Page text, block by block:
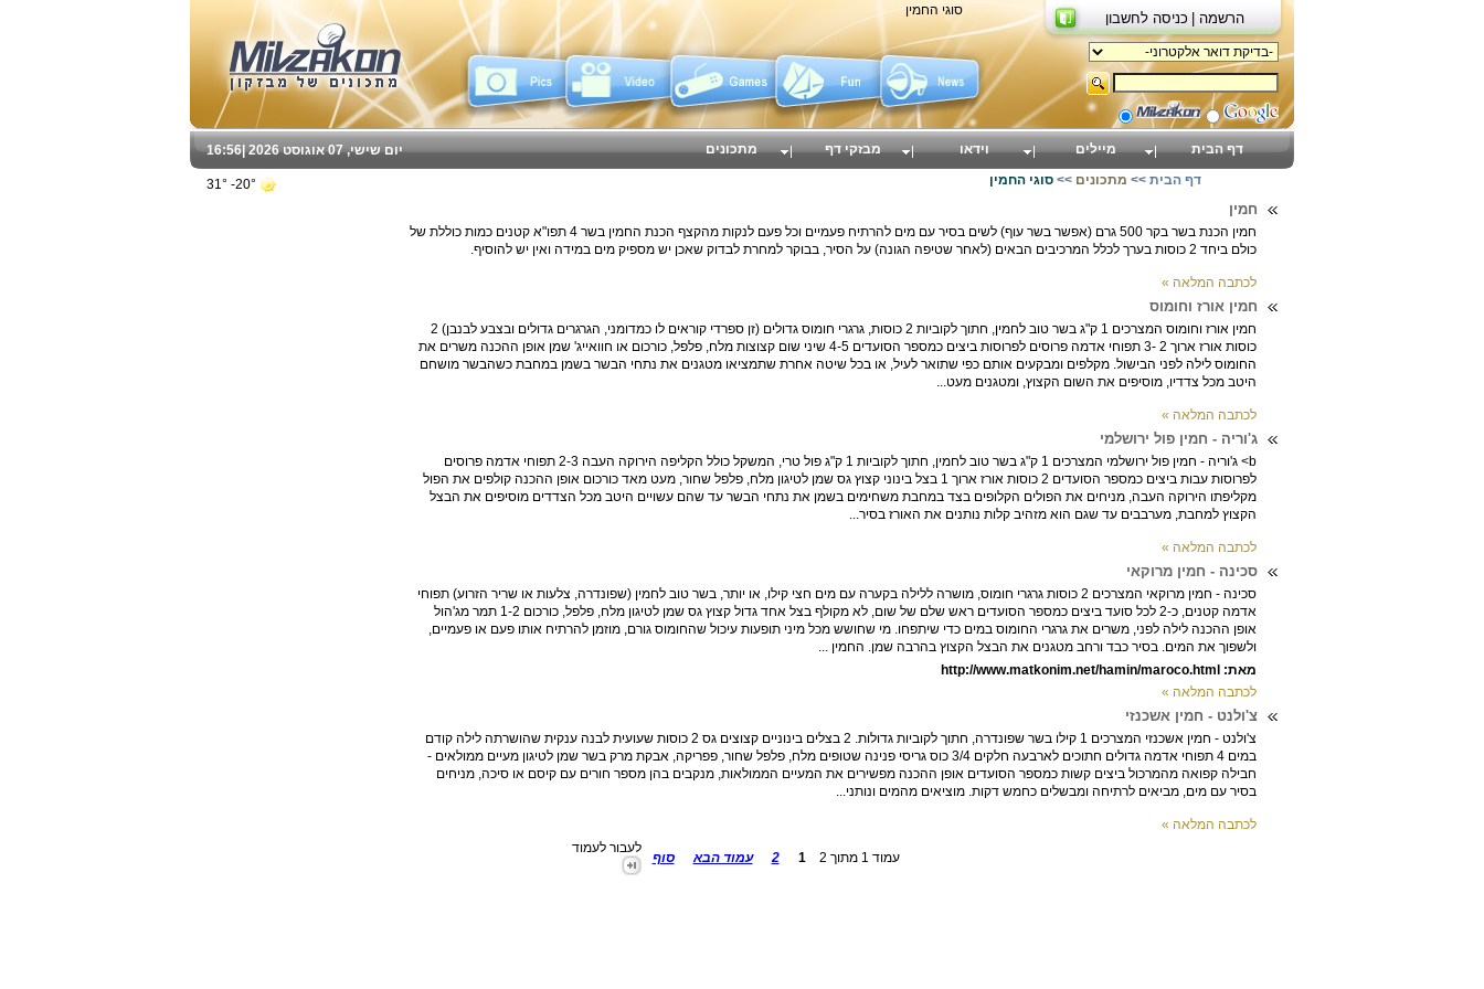
סוגי החמין
חמין
חמין הכנת בשר בקר 500 גרם (אפשר בשר עוף) לשים בסיר עם מים להרתיח פעמיים וכל פעם לנקות מהקצף הכנת החמין בשר 4 תפו"א קטנים כמות כוללת של
כולם ביחד 2 כוסות בערך לכלל המרכיבים הבאים (לאחר שטיפה הגונה) על הסיר, בבוקר למחרת לבדוק שאכן יש מספיק מים במידה ואין יש להוסיף.
לכתבה המלאה »
חמין אורז וחומוס
חמין אורז וחומוס המצרכים 1 ק"ג בשר טוב לחמין, חתוך לקוביות 2 כוסות, גרגרי חומוס גדולים (זן ספרדי קוראים לו כמדומני, הגרגרים גדולים ובצבע לבנבן) 2
כוסות אורז ארוך 2 -3 תפוחי אדמה פרוסים לפרוסות ביצים כמספר הסועדים 4-5 שיני שום קצוצות מלח, פלפל, כורכום או חוואייג' שמן אופן ההכנה משרים את
החומוס לילה לפני הבישול. מקלפים ומבקעים אותם כפי שתואר לעיל, או בכל שיטה אחרת שתמציאו מטגנים את נתחי הבשר בשמן במחבת כשהבשר מושחם
היטב מכל צדדיו, מוסיפים את השום הקצוץ, ומטגנים מעט...
לכתבה המלאה »
ג'וריה - חמין פול ירושלמי
b> ג'וריה - חמין פול ירושלמי המצרכים 1 ק"ג בשר טוב לחמין, חתוך לקוביות 1 ק"ג פול טרי, המשקל כולל הקליפה הירוקה העבה 2-3 תפוחי אדמה פרוסים
לפרוסות עבות ביצים כמספר הסועדים 2 כוסות אורז ארוך 1 בצל בינוני קצוץ גס שמן לטיגון מלח, פלפל שחור, מעט מאד כורכום אופן ההכנה קולפים את הפול
מקליפתו הירוקה העבה, מניחים את הפולים הקלופים בצד במחבת משחימים בשמן את נתחי הבשר עד שהם עשויים היטב מכל הצדדים מוסיפים את הבצל
הקצוץ למחבת, מערבבים עד שגם הוא מזהיב קלות נותנים את האורז בסיר...
לכתבה המלאה »
סכינה - חמין מרוקאי
סכינה - חמין מרוקאי המצרכים 2 כוסות גרגרי חומוס, מושרה ללילה בקערה עם מים חצי קילו, או יותר, בשר טוב לחמין (שפונדרה, צלעות או שריר הזרוע) תפוחי
אדמה קטנים, כ-2 לכל סועד ביצים כמספר הסועדים ראש שלם של שום, לא מקולף בצל אחד גדול קצוץ גס שמן לטיגון מלח, פלפל, כורכום 1-2 תמר מג'הול
אופן ההכנה לילה לפני, משרים את גרגרי החומוס במים כדי שיתפחו. מי שחושש מכל מיני תופעות עיכול שהחומוס גורם, מוזמן להרתיח אותו פעם או פעמיים,
ולשפוך את המים. בסיר כבד ורחב מטגנים את הבצל הקצוץ בהרבה שמן. החמין ...
מאת: http://www.matkonim.net/hamin/maroco.html
לכתבה המלאה »
צ'ולנט - חמין אשכנזי
צ'ולנט - חמין אשכנזי המצרכים 1 קילו בשר שפונדרה, חתוך לקוביות גדולות. 2 בצלים בינוניים קצוצים גס 2 כוסות שעועית לבנה ענקית שהושרתה לילה קודם
במים 4 תפוחי אדמה גדולים חתוכים לארבעה חלקים 3/4 כוס גריסי פנינה שטופים מלח, פלפל שחור, פפריקה, אבקת מרק בשר שמן לטיגון מעיים ממולאים -
חבילה קפואה מהמרכול ביצים קשות כמספר הסועדים אופן ההכנה מפשירים את המעיים הממולאות, מנקבים בהן מספר חורים עם קיסם או סיכה, מניחים
בסיר עם מים, מביאים לרתיחה ומבשלים כחמש דקות. מוציאים מהמים ונותני...
לכתבה המלאה »
עמוד 1 מתוך 2 1
2 עמוד הבא סוף
לעבור לעמוד
16:56 יום שישי, 07 אוגוסט 2026 | דף הבית מיילים וידאו מבזקי דף מתכונים
20°- 31° דף הבית >> מתכונים >> סוגי החמין
הרשמה | כניסה לחשבון